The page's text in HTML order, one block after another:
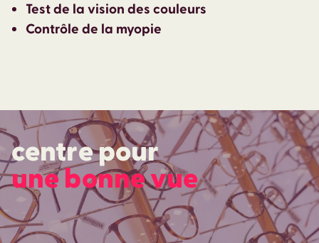
Test de la vision des couleurs
Contrôle de la myopie
centre pour
une bonne vue